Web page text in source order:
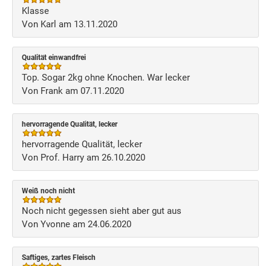
Klasse
Von Karl am 13.11.2020
Qualität einwandfrei
Top. Sogar 2kg ohne Knochen. War lecker
Von Frank am 07.11.2020
hervorragende Qualität, lecker
hervorragende Qualität, lecker
Von Prof. Harry am 26.10.2020
Weiß noch nicht
Noch nicht gegessen sieht aber gut aus
Von Yvonne am 24.06.2020
Saftiges, zartes Fleisch